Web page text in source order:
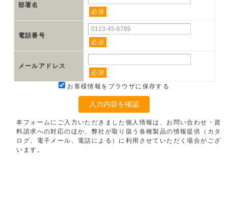
部署名
必須
電話番号
必須
メールアドレス
必須
お客様情報をブラウザに保存する
入力内容を確認
本フォームにご入力いただきました個人情報は、お問い合わせ・資
料請求への対応のほか、弊社が取り扱う各種製品の情報提供（カタ
ログ、電子メール、電話による）に利用させていただく場合がござ
います。